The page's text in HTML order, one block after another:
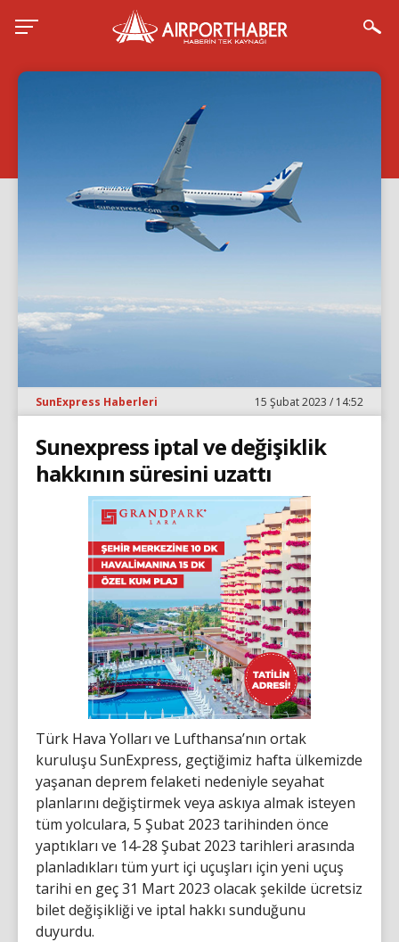
SunExpress Haberleri 15 Şubat 2023 / 14:52
Sunexpress iptal ve değişiklik
hakkının süresini uzattı
Türk Hava Yolları ve Lufthansa’nın ortak
kuruluşu SunExpress, geçtiğimiz hafta ülkemizde
yaşanan deprem felaketi nedeniyle seyahat
planlarını değiştirmek veya askıya almak isteyen
tüm yolculara, 5 Şubat 2023 tarihinden önce
yaptıkları ve 14-28 Şubat 2023 tarihleri arasında
planladıkları tüm yurt içi uçuşları için yeni uçuş
tarihi en geç 31 Mart 2023 olacak şekilde ücretsiz
bilet değişikliği ve iptal hakkı sunduğunu
duyurdu.